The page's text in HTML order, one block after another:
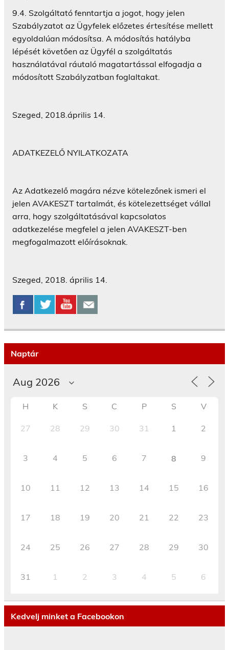
9.4. Szolgáltató fenntartja a jogot, hogy jelen
Szabályzatot az Ügyfelek előzetes értesítése mellett
egyoldalúan módosítsa. A módosítás hatályba
lépését követően az Ügyfél a szolgáltatás
használatával ráutaló magatartással elfogadja a
módosított Szabályzatban foglaltakat.
Szeged, 2018.április 14.
ADATKEZELŐ NYILATKOZATA
Az Adatkezelő magára nézve kötelezőnek ismeri el
jelen AVAKESZT tartalmát, és kötelezettséget vállal
arra, hogy szolgáltatásával kapcsolatos
adatkezelése megfelel a jelen AVAKESZT-ben
megfogalmazott előírásoknak.
Szeged, 2018. április 14.
Naptár
H K S C P S V
27 28 29 30 31 1 2
3 4 5 6 7 8 9
10 11 12 13 14 15 16
17 18 19 20 21 22 23
24 25 26 27 28 29 30
31 1 2 3 4 5 6
Kedvelj minket a Facebookon